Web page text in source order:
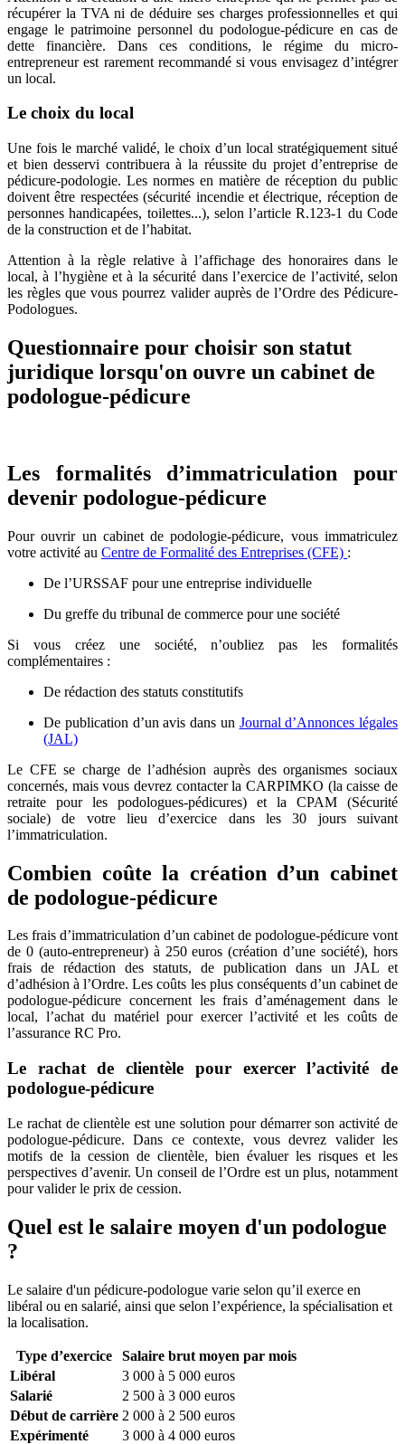
récupérer la TVA ni de déduire ses charges professionnelles et qui
engage le patrimoine personnel du podologue-pédicure en cas de
dette financière. Dans ces conditions, le régime du micro-
entrepreneur est rarement recommandé si vous envisagez d’intégrer
un local.
Le choix du local
Une fois le marché validé, le choix d’un local stratégiquement situé
et bien desservi contribuera à la réussite du projet d’entreprise de
pédicure-podologie. Les normes en matière de réception du public
doivent être respectées (sécurité incendie et électrique, réception de
personnes handicapées, toilettes...), selon l’article R.123-1 du Code
de la construction et de l’habitat.
Attention à la règle relative à l’affichage des honoraires dans le
local, à l’hygiène et à la sécurité dans l’exercice de l’activité, selon
les règles que vous pourrez valider auprès de l’Ordre des Pédicure-
Podologues.
Questionnaire pour choisir son statut
juridique lorsqu'on ouvre un cabinet de
podologue-pédicure
Les formalités d’immatriculation pour
devenir podologue-pédicure
Pour ouvrir un cabinet de podologie-pédicure, vous immatriculez
votre activité au Centre de Formalité des Entreprises (CFE) :
De l’URSSAF pour une entreprise individuelle
Du greffe du tribunal de commerce pour une société
Si vous créez une société, n’oubliez pas les formalités
complémentaires :
De rédaction des statuts constitutifs
De publication d’un avis dans un Journal d’Annonces légales
(JAL)
Le CFE se charge de l’adhésion auprès des organismes sociaux
concernés, mais vous devrez contacter la CARPIMKO (la caisse de
retraite pour les podologues-pédicures) et la CPAM (Sécurité
sociale) de votre lieu d’exercice dans les 30 jours suivant
l’immatriculation.
Combien coûte la création d’un cabinet
de podologue-pédicure
Les frais d’immatriculation d’un cabinet de podologue-pédicure vont
de 0 (auto-entrepreneur) à 250 euros (création d’une société), hors
frais de rédaction des statuts, de publication dans un JAL et
d’adhésion à l’Ordre. Les coûts les plus conséquents d’un cabinet de
podologue-pédicure concernent les frais d’aménagement dans le
local, l’achat du matériel pour exercer l’activité et les coûts de
l’assurance RC Pro.
Le rachat de clientèle pour exercer l’activité de
podologue-pédicure
Le rachat de clientèle est une solution pour démarrer son activité de
podologue-pédicure. Dans ce contexte, vous devrez valider les
motifs de la cession de clientèle, bien évaluer les risques et les
perspectives d’avenir. Un conseil de l’Ordre est un plus, notamment
pour valider le prix de cession.
Quel est le salaire moyen d'un podologue
?
Le salaire d'un pédicure-podologue varie selon qu’il exerce en
libéral ou en salarié, ainsi que selon l’expérience, la spécialisation et
la localisation.
Type d’exercice
Salaire brut moyen par mois
Libéral
3 000 à 5 000 euros
Salarié
2 500 à 3 000 euros
Début de carrière 2 000 à 2 500 euros
Expérimenté
3 000 à 4 000 euros